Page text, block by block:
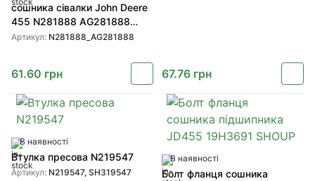
сошника сівалки John Deere
455 N281888 AG281888
SHOUP
Артикул: N281888_AG281888
61.60 грн 67.76 грн
В наявності
Втулка пресова N219547
Артикул: N219547, SH319547
В наявності
Болт фланця сошника